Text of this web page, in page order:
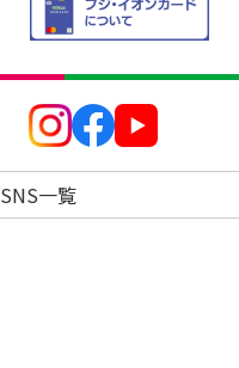
SNS一覧